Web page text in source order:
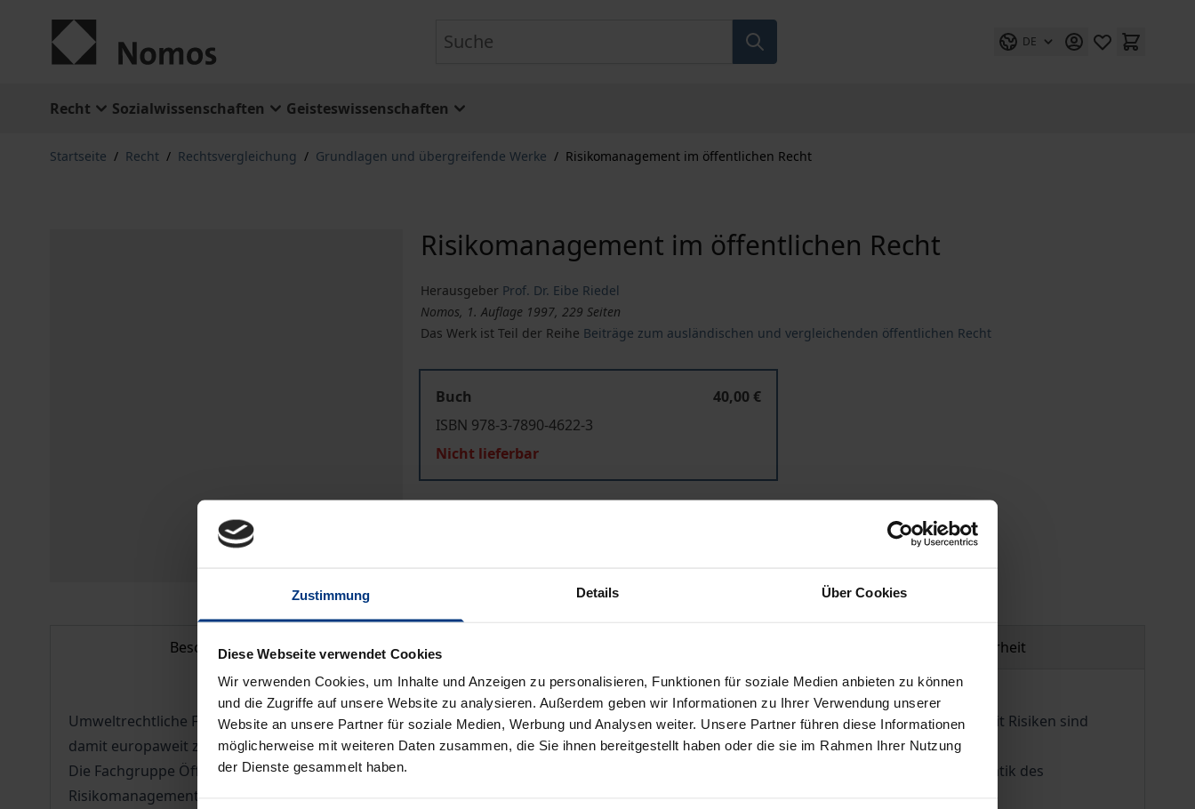
Zustimmung Details Über Cookies
Diese Webseite verwendet Cookies
Wir verwenden Cookies, um Inhalte und Anzeigen zu personalisieren, Funktionen für soziale Medien anbieten zu können
und die Zugriffe auf unsere Website zu analysieren. Außerdem geben wir Informationen zu Ihrer Verwendung unserer
Website an unsere Partner für soziale Medien, Werbung und Analysen weiter. Unsere Partner führen diese Informationen
möglicherweise mit weiteren Daten zusammen, die Sie ihnen bereitgestellt haben oder die sie im Rahmen Ihrer Nutzung
der Dienste gesammelt haben.
DE
Recht Sozialwissenschaften Geisteswissenschaften
Startseite / Recht / Rechtsvergleichung / Grundlagen und übergreifende Werke / Risikomanagement im öffentlichen Recht
Risikomanagement im öffentlichen Recht
Herausgeber Prof. Dr. Eibe Riedel
Nomos, 1. Auflage 1997, 229 Seiten
Das Werk ist Teil der Reihe Beiträge zum ausländischen und vergleichenden öffentlichen Recht
Buch
40,00 €
ISBN 978-3-7890-4622-3
Nicht lieferbar
Beschreibung Produktsicherheit
Umweltrechtliche Fragen gewinnen im europäischen Rechtsraum zunehmend an Brisanz. Standards für einen angemessenen Umgang mit Risiken sind
damit europaweit zum Thema geworden.
Die Fachgruppe Öffentliches Recht untersuchte auf der 25. Tagung der Deutschen Gesellschaft für Rechtsvergleichung die aktuelle Thematik des
Risikomanagements im öffentlichen Recht und behandelte im einzelnen folgende Fragenkomplexe: